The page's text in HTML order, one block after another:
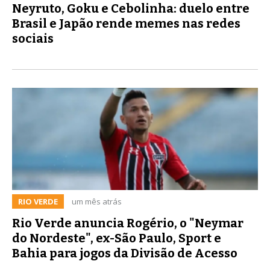
Neyruto, Goku e Cebolinha: duelo entre
Brasil e Japão rende memes nas redes
sociais
RIO VERDE um mês atrás
Rio Verde anuncia Rogério, o "Neymar
do Nordeste", ex-São Paulo, Sport e
Bahia para jogos da Divisão de Acesso